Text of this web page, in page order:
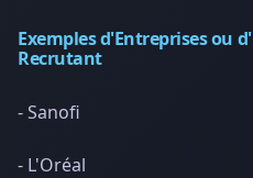
Exemples d'Entreprises ou
Recrutant
- Sanofi
- L'Oréal